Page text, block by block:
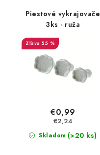
Piestové vykrajovače
3ks - ruža
55 %
Skladom (>20 ks)
€0,99
€2,24